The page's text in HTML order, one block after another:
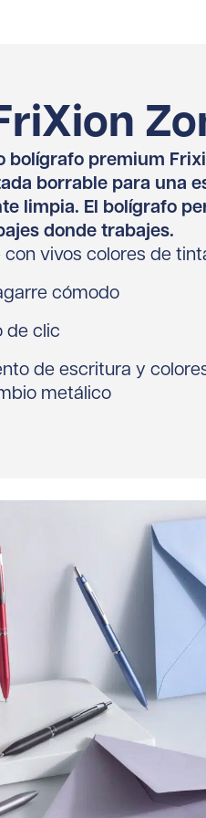
bolígrafo premium
borrable para una
limpia. El bolígrafo
donde trabajes.
con vivos colores de
cómodo
de clic
de escritura y
metálico